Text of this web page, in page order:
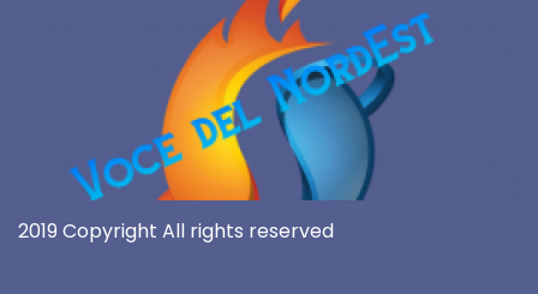
2019 Copyright All rights reserved